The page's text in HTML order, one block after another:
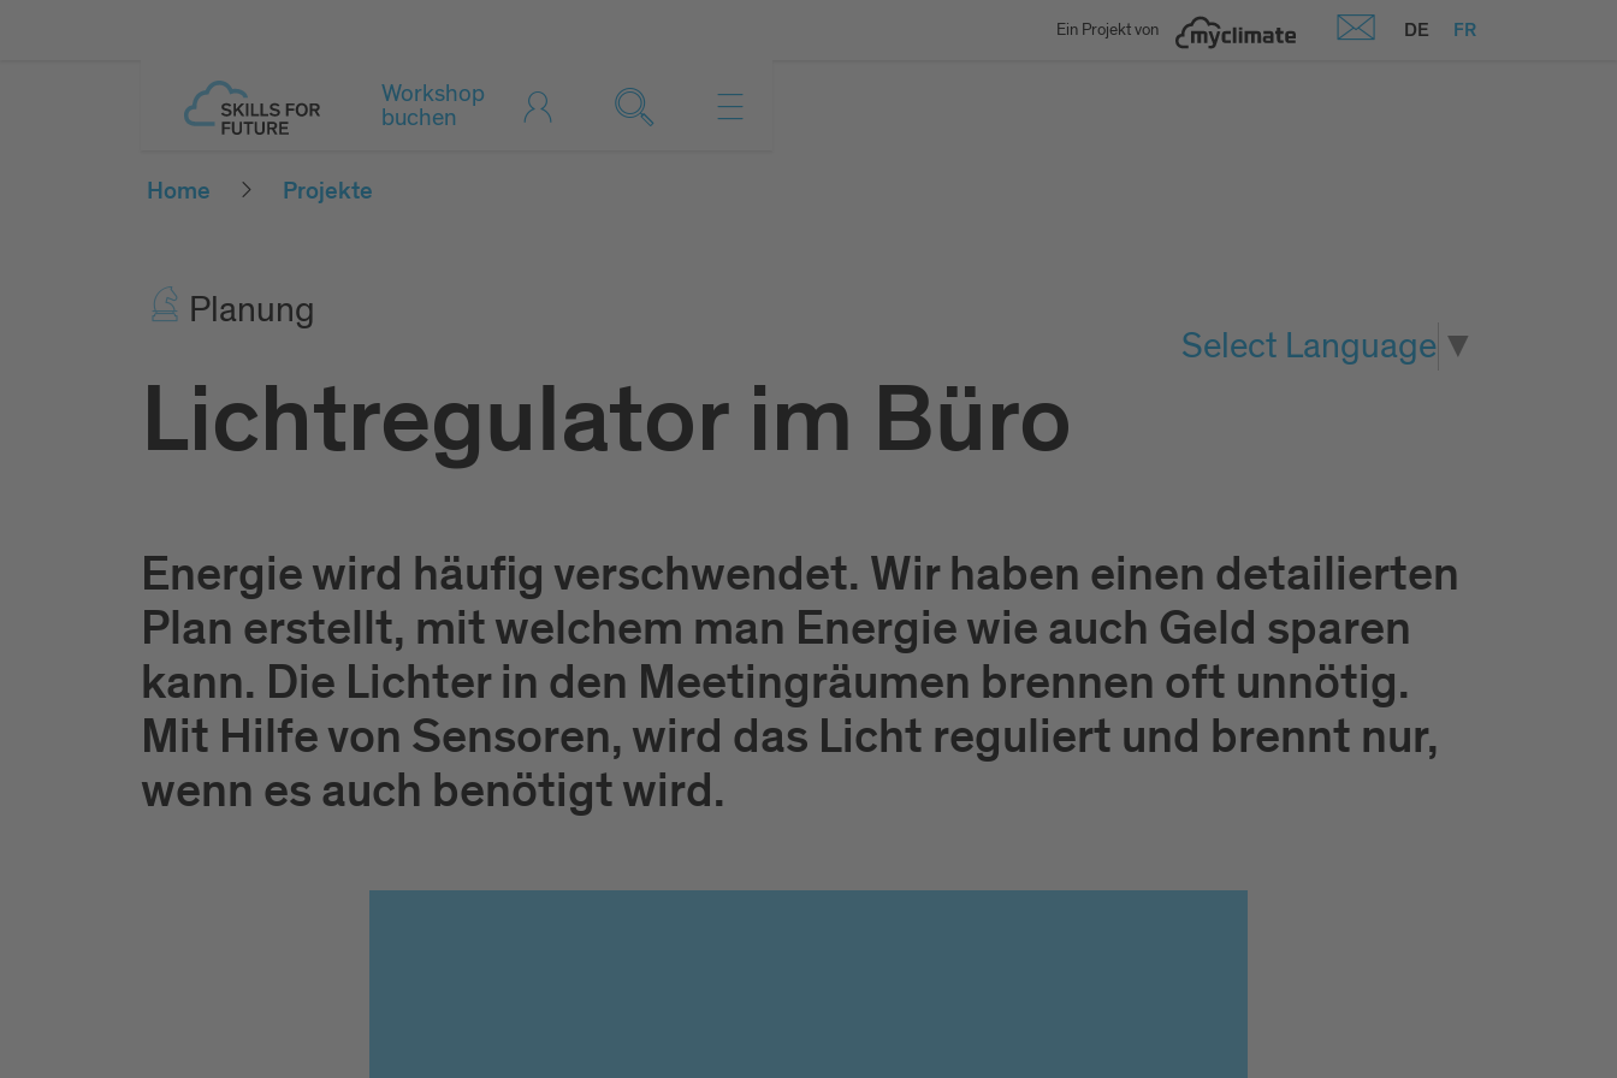
Ein Projekt von DE FR
Workshop
buchen
Home Projekte
Pla­nung
Select Language ▼
Lichtregulator im Büro
Energie wird häufig verschwendet. Wir haben einen detailierten
Plan erstellt, mit welchem man Energie wie auch Geld sparen
kann. Die Lichter in den Meetingräumen brennen oft unnötig.
Mit Hilfe von Sensoren, wird das Licht reguliert und brennt nur,
wenn es auch benötigt wird.